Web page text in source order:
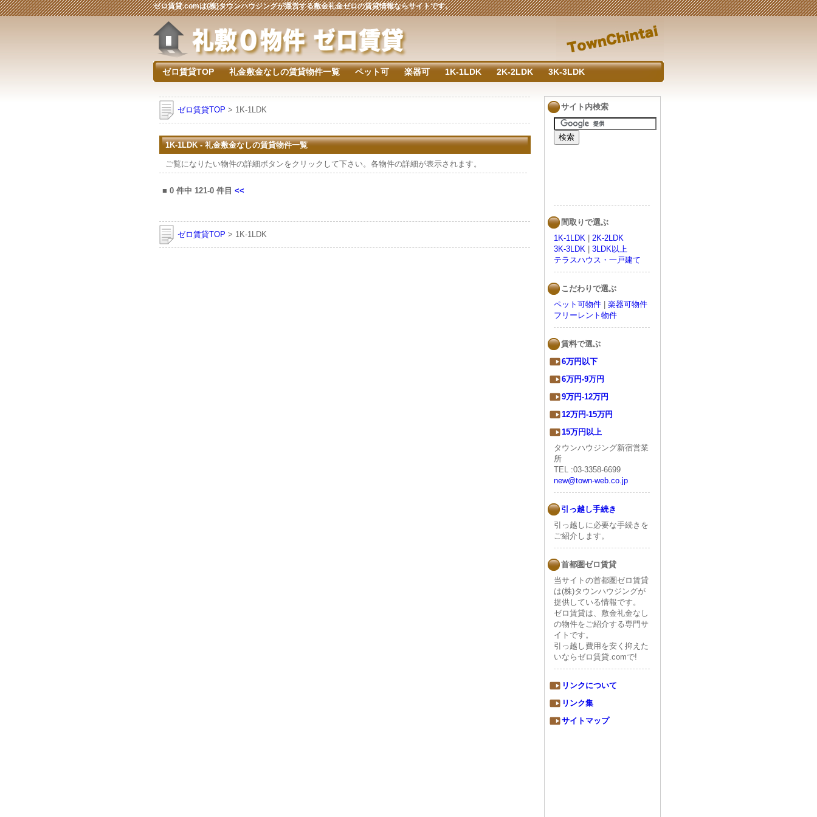
ゼロ賃貸.comは(株)タウンハウジングが運営する敷金礼金ゼロの賃貸情報ならサイトです。
ゼロ賃貸TOP 礼金敷金なしの賃貸物件一覧 ペット可 楽器可 1K-1LDK 2K-2LDK 3K-3LDK
ゼロ賃貸TOP > 1K-1LDK
1K-1LDK - 礼金敷金なしの賃貸物件一覧
ご覧になりたい物件の詳細ボタンをクリックして下さい。各物件の詳細が表示されます。
■ 0 件中 121-0 件目 <<
ゼロ賃貸TOP > 1K-1LDK
サイト内検索
間取りで選ぶ
1K-1LDK
2K-2LDK
3K-3LDK
3LDK以上
テラスハウス・一戸建て
こだわりで選ぶ
ペット可物件
楽器可物件
フリーレント物件
賃料で選ぶ
6万円以下
6万円-9万円
9万円-12万円
12万円-15万円
15万円以上
タウンハウジング新宿営業
所
TEL :03-3358-6699
new@town-web.co.jp
引っ越し手続き
引っ越しに必要な手続きを
ご紹介します。
首都圏ゼロ賃貸
当サイトの首都圏ゼロ賃貸
は(株)タウンハウジングが
提供している情報です。
ゼロ賃貸は、敷金礼金なし
の物件をご紹介する専門サ
イトです。
引っ越し費用を安く抑えた
いならゼロ賃貸.comで!
リンクについて
リンク集
サイトマップ